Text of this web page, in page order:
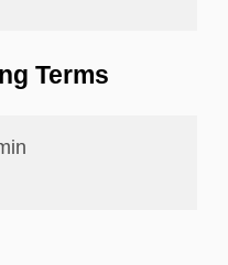
Terms